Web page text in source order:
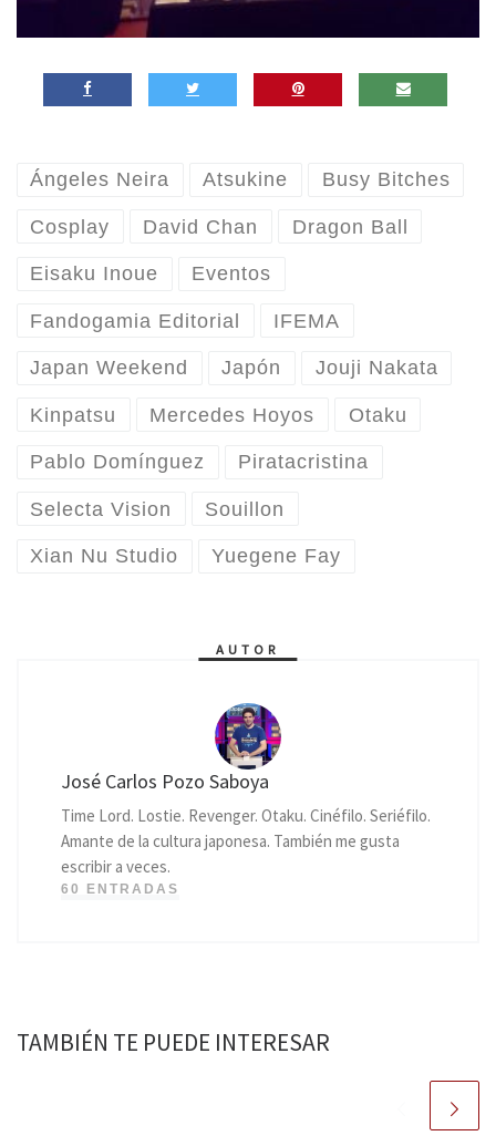
Ángeles Neira Atsukine Busy Bitches
Cosplay David Chan Dragon Ball
Eisaku Inoue Eventos
Fandogamia Editorial IFEMA
Japan Weekend Japón Jouji Nakata
Kinpatsu Mercedes Hoyos Otaku
Pablo Domínguez Piratacristina
Selecta Vision Souillon
Xian Nu Studio Yuegene Fay
AUTOR
José Carlos Pozo Saboya
Time Lord. Lostie. Revenger. Otaku. Cinéfilo. Seriéfilo.
Amante de la cultura japonesa. También me gusta
escribir a veces.
60 ENTRADAS
TAMBIÉN TE PUEDE INTERESAR